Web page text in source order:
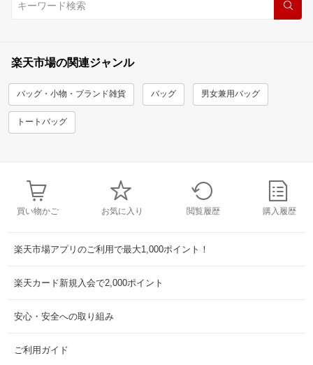
楽天市場の関連ジャンル
バッグ・小物・ブランド雑貨 バッグ 男女兼用バッグ
トートバッグ
買い物かご お気に入り 閲覧履歴 購入履歴
楽天市場アプリのご利用で最大1,000ポイント！
楽天カード新規入会で2,000ポイント
安心・安全への取り組み
ご利用ガイド